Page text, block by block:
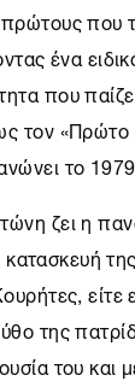
που
ένα
που
τον
το
ζει η
κατασκευή
της
του και